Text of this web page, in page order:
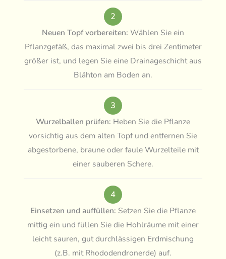
2
Neuen Topf vorbereiten: Wählen Sie ein
Pflanzgefäß, das maximal zwei bis drei Zentimeter
größer ist, und legen Sie eine Drainageschicht aus
Blähton am Boden an.
3
Wurzelballen prüfen: Heben Sie die Pflanze
vorsichtig aus dem alten Topf und entfernen Sie
abgestorbene, braune oder faule Wurzelteile mit
einer sauberen Schere.
4
Einsetzen und auffüllen: Setzen Sie die Pflanze
mittig ein und füllen Sie die Hohlräume mit einer
leicht sauren, gut durchlässigen Erdmischung
(z.B. mit Rhododendronerde) auf.